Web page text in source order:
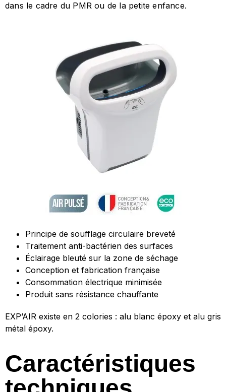
dans le cadre du PMR ou de la petite enfance.
Principe de soufflage circulaire breveté
Traitement anti-bactérien des surfaces
Éclairage bleuté sur la zone de séchage
Conception et fabrication française
Consommation électrique minimisée
Produit sans résistance chauffante
EXP’AIR existe en 2 colories : alu blanc époxy et alu gris
métal époxy.
Caractéristiques